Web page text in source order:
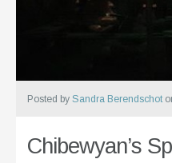
Posted by Sandra Berendschot
Chibewyan’s